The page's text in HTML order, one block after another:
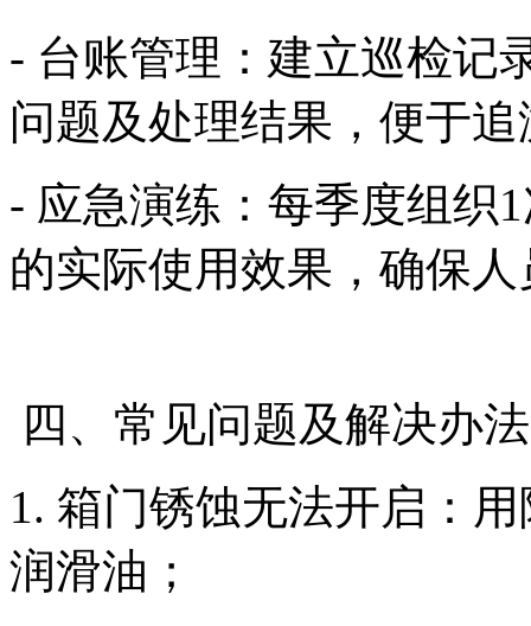
- 台账管理：建立巡检记
问题及处理结果，便于
- 应急演练：每季度组织
的实际使用效果，确保
四、常见问题及解决办
1. 箱门锈蚀无法开启：
润滑油；